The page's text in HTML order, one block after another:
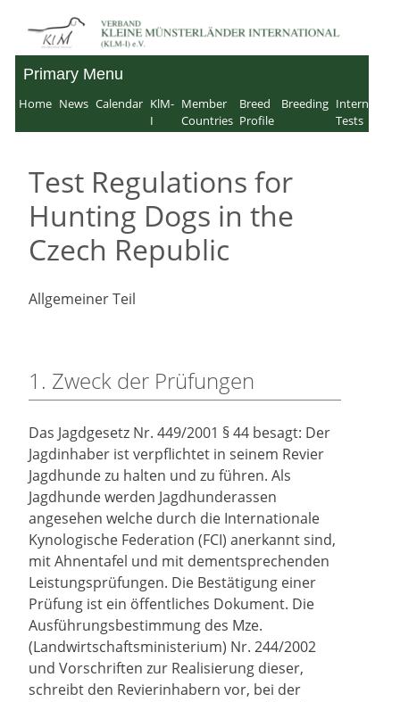
Skip
to
content
Verband für Kleine
Münsterländer-
Primary Menu
Home News Calendar KlM-
I
Member
Countries
Breed
Profile
Breeding
Tests
Test Regulations for
Hunting Dogs in the
Czech Republic
Allgemeiner Teil
1. Zweck der Prüfungen
Das Jagdgesetz Nr. 449/2001 § 44 besagt: Der
Jagdinhaber ist verpflichtet in seinem Revier
Jagdhunde zu halten und zu führen. Als
Jagdhunde werden Jagdhunderassen
angesehen welche durch die Internationale
Kynologische Federation (FCI) anerkannt sind,
mit Ahnentafel und mit dementsprechenden
Leistungsprüfungen. Die Bestätigung einer
Prüfung ist ein öffentliches Dokument. Die
Ausführungsbestimmung des Mze.
(Landwirtschaftsministerium) Nr. 244/2002
und Vorschriften zur Realisierung dieser,
schreibt den Revierinhabern vor, bei der